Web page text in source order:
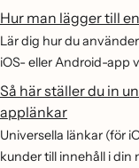
Hur man lägger till
Lär dig hur du
iOS- eller Android-app
Så här ställer du in
applänkar
Universella länkar (för
kunder till innehåll i din